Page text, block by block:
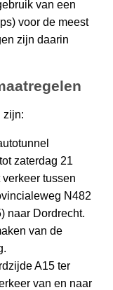
van een
voor de meest
zijn daarin
zijn:
zaterdag 21
tussen
N482
naar Dordrecht.
van de
A15 ter
van en naar